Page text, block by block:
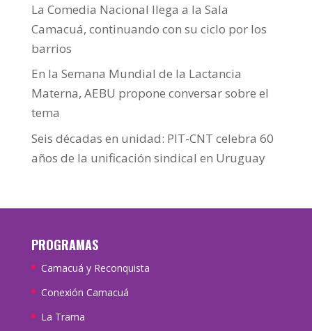
La Comedia Nacional llega a la Sala
Camacuá, continuando con su ciclo por los
barrios
En la Semana Mundial de la Lactancia
Materna, AEBU propone conversar sobre el
tema
Seis décadas en unidad: PIT-CNT celebra 60
años de la unificación sindical en Uruguay
PROGRAMAS
Camacuá y Reconquista
Conexión Camacuá
La Trama